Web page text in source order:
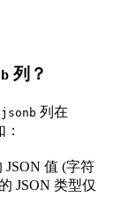
列？
jsonb 列在
JSON 值 (字符
JSON 类型仅